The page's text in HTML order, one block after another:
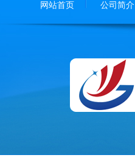
网站首页 公司简介